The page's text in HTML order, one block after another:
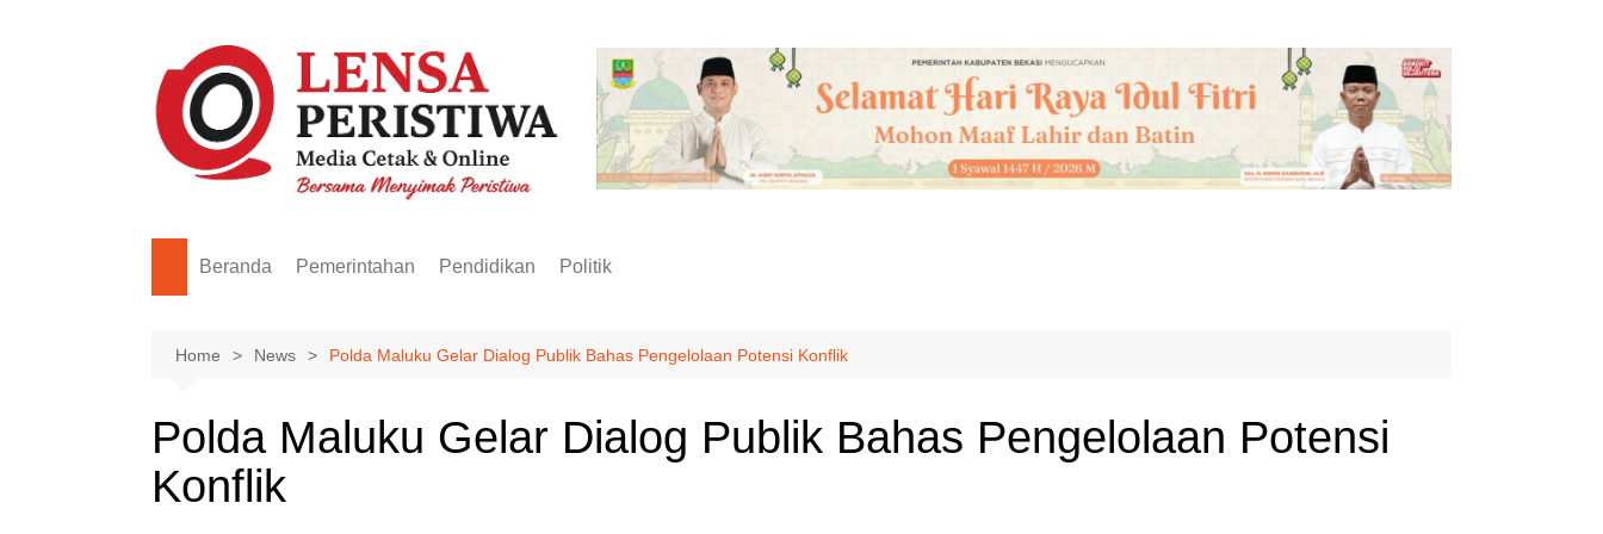
Beranda Pemerintahan Pendidikan Politik
Home News Polda Maluku Gelar Dialog Publik Bahas Pengelolaan Potensi Konflik
Polda Maluku Gelar Dialog Publik Bahas Pengelolaan Potensi
Konflik